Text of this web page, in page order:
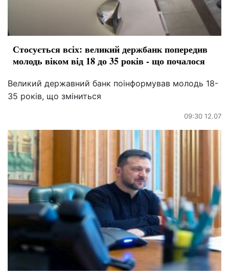
Стосується всіх: великий держбанк попередив
молодь віком від 18 до 35 років - що почалося
Великий державний банк поінформував молодь 18-
35 років, що зміниться
09:30 12.07